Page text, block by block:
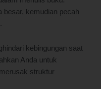
besar, kemudian pecah
kebingungan saat
Anda untuk
struktur